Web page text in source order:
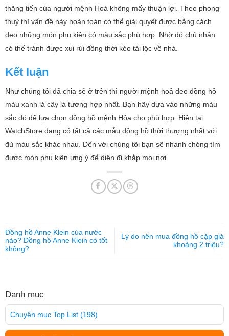
thăng tiến của người mệnh Hoả không mấy thuận lợi. Theo phong
thuỷ thì vấn đề này hoàn toàn có thể giải quyết được bằng cách
đeo những món phụ kiện có màu sắc phù hợp. Nhờ đó chủ nhân
có thể tránh được xui rủi đồng thời kéo tài lộc về nhà.
Kết luận
Như chúng tôi đã chia sẻ ở trên thì người mệnh hoả đeo đồng hồ
màu xanh lá cây là tương hợp nhất. Bạn hãy dựa vào những màu
sắc đó để lựa chọn đồng hồ mệnh Hỏa cho phù hợp. Hiện tại
WatchStore đang có tất cả các mẫu đồng hồ thời thượng nhất với
đủ màu sắc khác nhau. Đến với chúng tôi bạn sẽ nhanh chóng tìm
được món phụ kiện ưng ý để diện đi khắp mọi nơi.
Đồng hồ Anne Klein của nước
nào? Đồng hồ Anne Klein có tốt
không?
Lý do nên mua đồng hồ cặp giá
khoảng 2 triệu?
Danh mục
Chuyên mục Top List (198)